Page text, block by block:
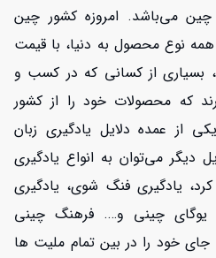
می‌باشد. امروزه کشور چین
نوع محصول به دنیا، با قیمت
بسیاری از کسانی که در کسب و
که محصولات خود را از کشور
از عمده دلایل یادگیری زبان
دیگر می‌توان به انواع یادگیری
یادگیری فنگ شوی، یادگیری
چینی و…. فرهنگ چینی
جای خود را در بین تمام ملیت ها
اعتبار